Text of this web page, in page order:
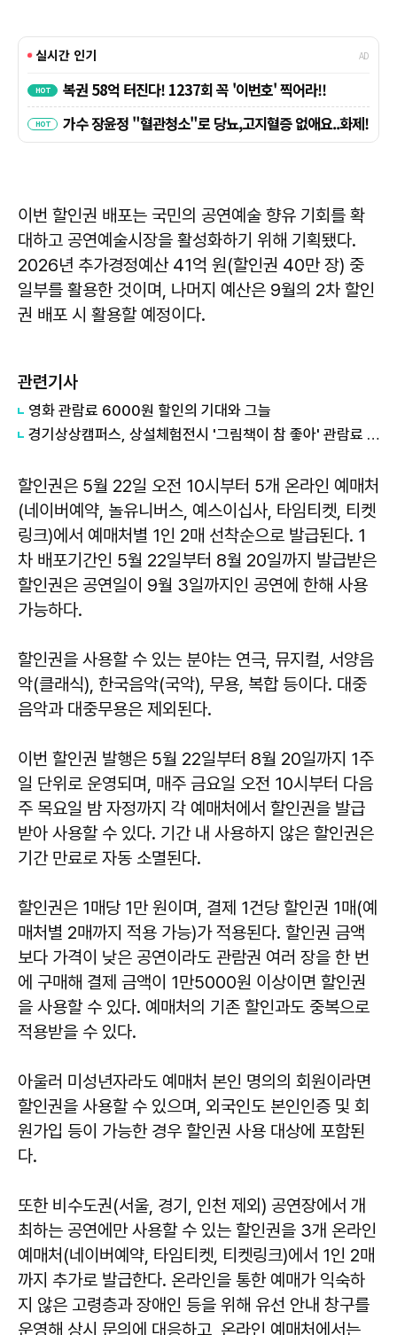
이번 할인권 배포는 국민의 공연예술 향유 기회를 확
대하고 공연예술시장을 활성화하기 위해 기획됐다.
2026년 추가경정예산 41억 원(할인권 40만 장) 중
일부를 활용한 것이며, 나머지 예산은 9월의 2차 할인
권 배포 시 활용할 예정이다.
관련기사
영화 관람료 6000원 할인의 기대와 그늘
경기상상캠퍼스, 상설체험전시 '그림책이 참 좋아' 관람료 할인 행사 진행
할인권은 5월 22일 오전 10시부터 5개 온라인 예매처
(네이버예약, 놀유니버스, 예스이십사, 타임티켓, 티켓
링크)에서 예매처별 1인 2매 선착순으로 발급된다. 1
차 배포기간인 5월 22일부터 8월 20일까지 발급받은
할인권은 공연일이 9월 3일까지인 공연에 한해 사용
가능하다.
할인권을 사용할 수 있는 분야는 연극, 뮤지컬, 서양음
악(클래식), 한국음악(국악), 무용, 복합 등이다. 대중
음악과 대중무용은 제외된다.
이번 할인권 발행은 5월 22일부터 8월 20일까지 1주
일 단위로 운영되며, 매주 금요일 오전 10시부터 다음
주 목요일 밤 자정까지 각 예매처에서 할인권을 발급
받아 사용할 수 있다. 기간 내 사용하지 않은 할인권은
기간 만료로 자동 소멸된다.
할인권은 1매당 1만 원이며, 결제 1건당 할인권 1매(예
매처별 2매까지 적용 가능)가 적용된다. 할인권 금액
보다 가격이 낮은 공연이라도 관람권 여러 장을 한 번
에 구매해 결제 금액이 1만5000원 이상이면 할인권
을 사용할 수 있다. 예매처의 기존 할인과도 중복으로
적용받을 수 있다.
아울러 미성년자라도 예매처 본인 명의의 회원이라면
할인권을 사용할 수 있으며, 외국인도 본인인증 및 회
원가입 등이 가능한 경우 할인권 사용 대상에 포함된
다.
또한 비수도권(서울, 경기, 인천 제외) 공연장에서 개
최하는 공연에만 사용할 수 있는 할인권을 3개 온라인
예매처(네이버예약, 타임티켓, 티켓링크)에서 1인 2매
까지 추가로 발급한다. 온라인을 통한 예매가 익숙하
지 않은 고령층과 장애인 등을 위해 유선 안내 창구를
운영해 상시 문의에 대응하고, 온라인 예매처에서는